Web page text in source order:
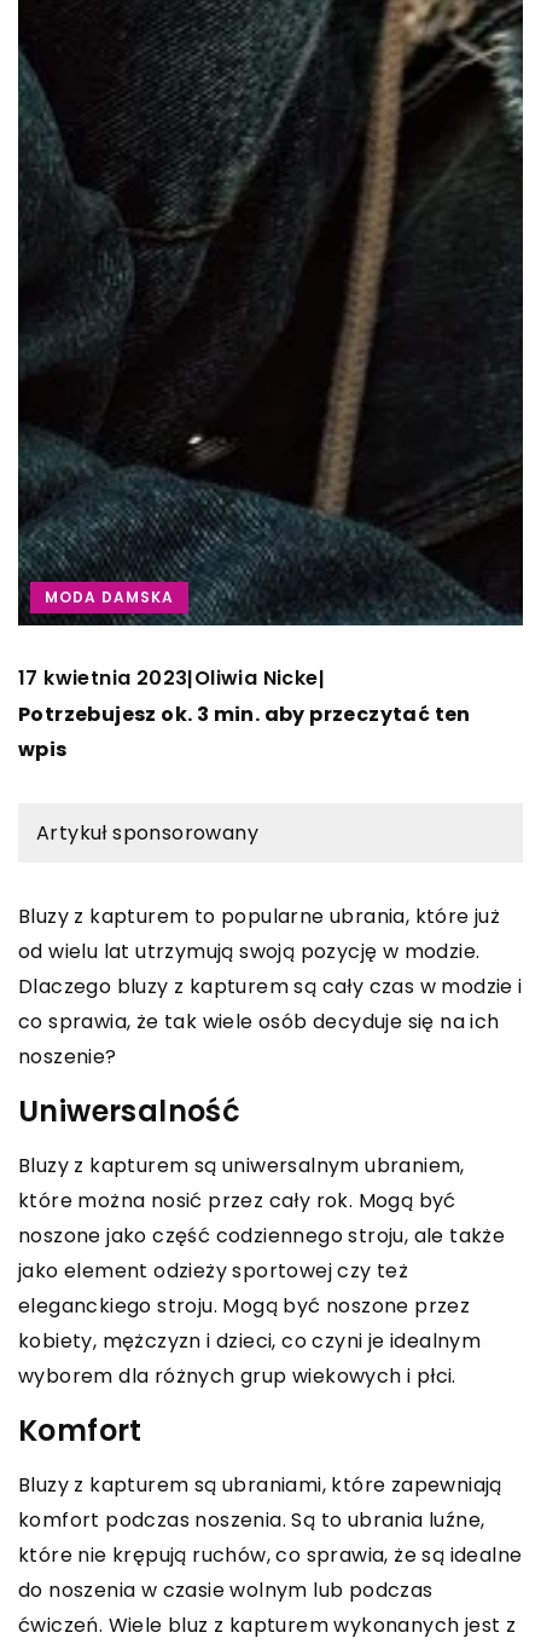
MODA DAMSKA
17 kwietnia 2023|Oliwia Nicke|
Potrzebujesz ok. 3 min. aby przeczytać ten
wpis
Artykuł sponsorowany
Bluzy z kapturem to popularne ubrania, które już
od wielu lat utrzymują swoją pozycję w modzie.
Dlaczego bluzy z kapturem są cały czas w modzie i
co sprawia, że tak wiele osób decyduje się na ich
noszenie?
Uniwersalność
Bluzy z kapturem są uniwersalnym ubraniem,
które można nosić przez cały rok. Mogą być
noszone jako część codziennego stroju, ale także
jako element odzieży sportowej czy też
eleganckiego stroju. Mogą być noszone przez
kobiety, mężczyzn i dzieci, co czyni je idealnym
wyborem dla różnych grup wiekowych i płci.
Komfort
Bluzy z kapturem są ubraniami, które zapewniają
komfort podczas noszenia. Są to ubrania luźne,
które nie krępują ruchów, co sprawia, że są idealne
do noszenia w czasie wolnym lub podczas
ćwiczeń. Wiele bluz z kapturem wykonanych jest z